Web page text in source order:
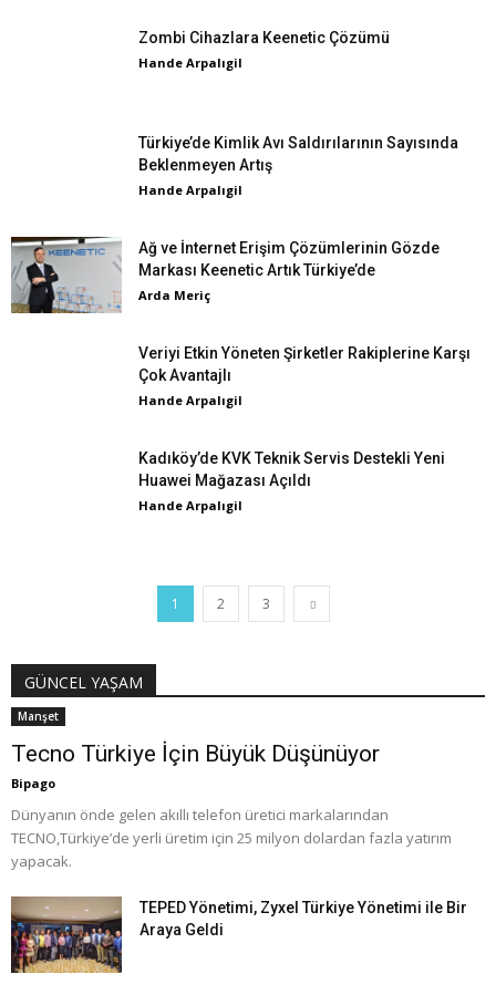
Zombi Cihazlara Keenetic Çözümü
Hande Arpalıgil
Türkiye’de Kimlik Avı Saldırılarının Sayısında
Beklenmeyen Artış
Hande Arpalıgil
Ağ ve İnternet Erişim Çözümlerinin Gözde
Markası Keenetic Artık Türkiye’de
Arda Meriç
Veriyi Etkin Yöneten Şirketler Rakiplerine Karşı
Çok Avantajlı
Hande Arpalıgil
Kadıköy’de KVK Teknik Servis Destekli Yeni
Huawei Mağazası Açıldı
Hande Arpalıgil
1 2 3
GÜNCEL YAŞAM
Manşet
Tecno Türkiye İçin Büyük Düşünüyor
Bipago
Dünyanın önde gelen akıllı telefon üretici markalarından
TECNO,Türkiye’de yerli üretim için 25 milyon dolardan fazla yatırım
yapacak.
TEPED Yönetimi, Zyxel Türkiye Yönetimi ile Bir
Araya Geldi